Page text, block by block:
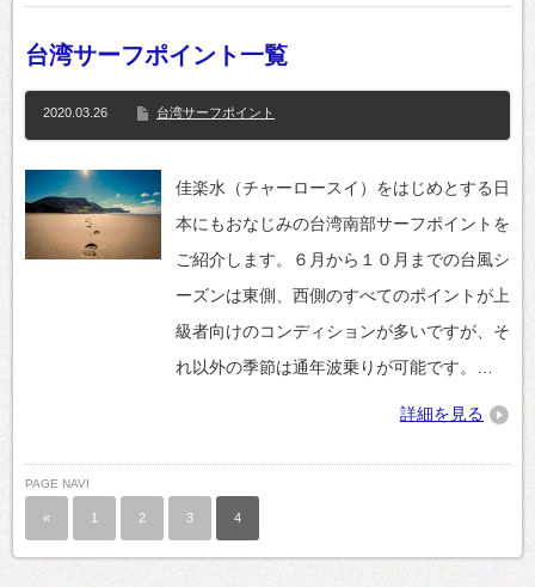
台湾サーフポイント一覧
2020.03.26 台湾サーフポイント
佳楽水（チャーロースイ）をはじめとする日
本にもおなじみの台湾南部サーフポイントを
ご紹介します。６月から１０月までの台風シ
ーズンは東側、西側のすべてのポイントが上
級者向けのコンディションが多いですが、そ
れ以外の季節は通年波乗りが可能です。…
詳細を見る
PAGE NAVI
« 1 2 3 4